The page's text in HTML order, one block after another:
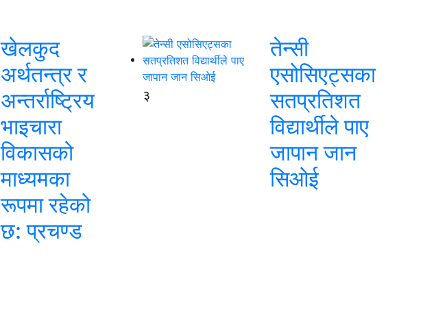
खेलकुद
अर्थतन्त्र र
अन्तर्राष्ट्रिय
भाइचारा
विकासको
माध्यमका
रूपमा रहेको
छ: प्रचण्ड
३
तेन्सी
एसोसिएट्सका
सतप्रतिशत
विद्यार्थीले पाए
जापान जान
सिओई